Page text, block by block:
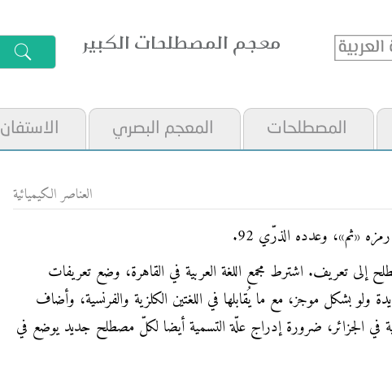
معجم المصطلحات الكبير
المصطلحات المعجم البصري الاستفان
العناصر الكيميائية
«ثم»، وعدده الذرّي 92.
إلى تعريف. اشترط مجمع اللغة العربية في القاهرة، وضع تعريفات
ولو بشكل موجز، مع ما يُقابلها في اللغتين الكلزية والفرنسية، وأضاف
في الجزائر، ضرورة إدراج علّة التسمية أيضا لكلّ مصطلح جديد يوضع في